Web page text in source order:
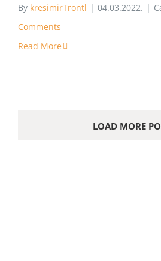
By kresimirTrontl | 04.03.2022. |
Comments
Read More
LOAD MORE